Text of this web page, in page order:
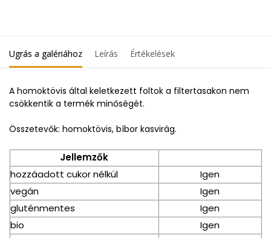
Ugrás a galériához Leírás Értékelések
A homoktövis által keletkezett foltok a filtertasakon nem
csökkentik a termék minőségét.
Összetevők: homoktövis, bíbor kasvirág.
Jellemzők
hozzáadott cukor nélkül
Igen
vegán
Igen
gluténmentes
Igen
bio
Igen